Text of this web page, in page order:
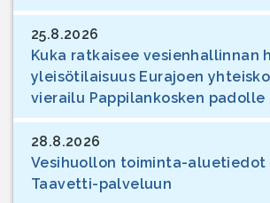
25.8.2026
Kuka ratkaisee vesienhallinnan
yleisötilaisuus Eurajoen
vierailu Pappilankosken padolle
28.8.2026
Vesihuollon toiminta-aluetiedot
Taavetti-palveluun